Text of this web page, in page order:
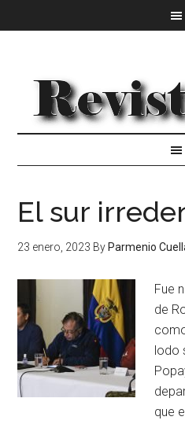
El sur
23 enero, 2023 By Parmenio
Fue
de
lodo
que